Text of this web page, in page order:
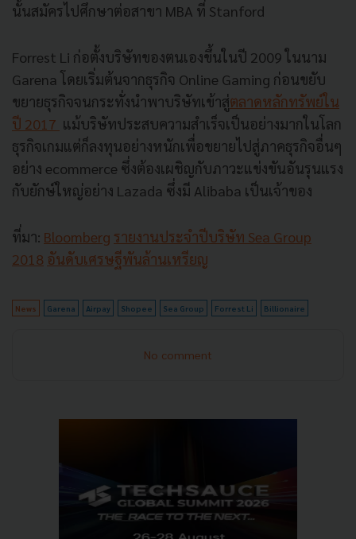
นั้นสมัครไปศึกษาต่อสาขา MBA ที่ Stanford
Forrest Li ก่อตั้งบริษัทของตนเองขึ้นในปี 2009ในนาม
Garena โดยเริ่มต้นจากธุรกิจ Online Gaming ก่อนขยับ
ขยายธุรกิจจนกระทั่งนำพาบริษัทเข้าสู่ตลาดหลักทรัพย์ใน
ปี 2017 แม้บริษัทประสบความสำเร็จเป็นอย่างมากในโลก
ธุรกิจเกมแต่ก็ลงทุนอย่างหนักเพื่อขยายไปสู่ภาคธุรกิจอื่นๆ
อย่าง ecommerce ซึ่งต้องเผชิญกับภาวะแข่งขันอันรุนแรง
กับยักษ์ใหญ่อย่าง Lazada ซึ่งมี Alibaba เป็นเจ้าของ
ที่มา: Bloomberg รายงานประจำปีบริษัท Sea Group
2018 อันดับเศรษฐีพันล้านเหรียญ
News Garena Airpay Shopee Sea Group Forrest Li Billionaire
No comment